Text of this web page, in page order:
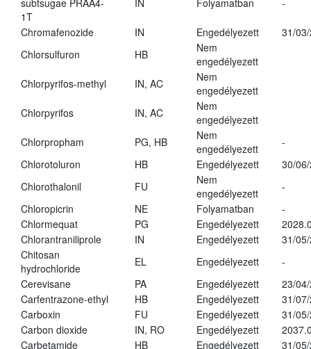
subtsugae PRAA4-
1T
IN Folyamatban -
Chromafenozide IN Engedélyezett
31/
Chlorsulfuron
HB
Nem
engedélyezett
Chlorpyrifos-methyl
IN, AC
Nem
engedélyezett
Chlorpyrifos
IN, AC
Nem
engedélyezett
Chlorpropham
PG, HB
Nem
engedélyezett
-
Chlorotoluron
HB Engedélyezett
30/
Chlorothalonil
FU
Nem
engedélyezett
-
Chloropicrin
NE Folyamatban
-
Chlormequat
PG Engedélyezett
Chlorantraniliprole
IN Engedélyezett
31/
Chitosan
hydrochloride
EL Engedélyezett
-
Cerevisane
PA Engedélyezett
23/
Carfentrazone-ethyl
HB Engedélyezett
31/
Carboxin
FU Engedélyezett
31/
Carbon dioxide
IN, RO Engedélyezett
Carbetamide
HB Engedélyezett
31/